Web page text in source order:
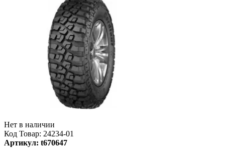
Нет в наличии
Код Товар: 24234-01
Артикул: t670647